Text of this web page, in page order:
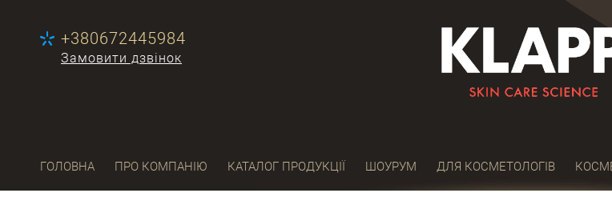
+380672445984
Замовити дзвінок
ГОЛОВНА ПРО КОМПАНІЮ КАТАЛОГ ПРОДУКЦІЇ ШОУРУМ ДЛЯ КОСМЕТОЛОГІВ